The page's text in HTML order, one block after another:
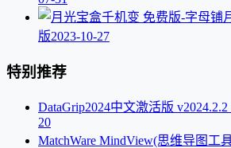
版2023-10-27
特别推荐
DataGrip2024中文激活版
20
MatchWare MindView(思维导图工